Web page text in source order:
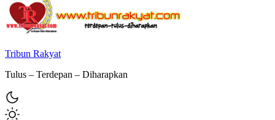
Tribun Rakyat
Tulus – Terdepan – Diharapkan